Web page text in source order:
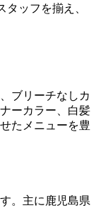
ッフを揃え、
ブリーチなしカ
ーカラー、白髪
たメニューを豊
。主に鹿児島県